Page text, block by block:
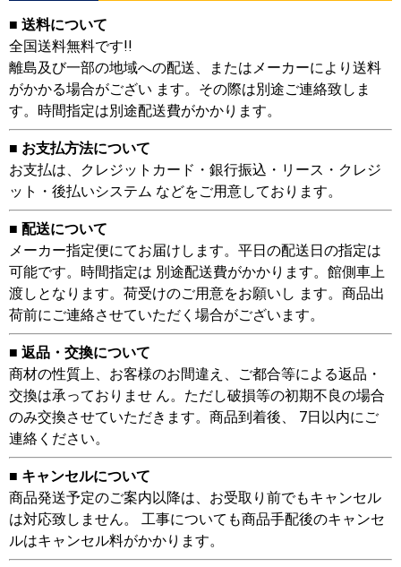
■ 送料について
全国送料無料です!!
離島及び一部の地域への配送、またはメーカーにより送料
がかかる場合がござい ます。その際は別途ご連絡致しま
す。時間指定は別途配送費がかかります。
■ お支払方法について
お支払は、クレジットカード・銀行振込・リース・クレジ
ット・後払いシステム などをご用意しております。
■ 配送について
メーカー指定便にてお届けします。平日の配送日の指定は
可能です。時間指定は 別途配送費がかかります。館側車上
渡しとなります。荷受けのご用意をお願いし ます。商品出
荷前にご連絡させていただく場合がございます。
■ 返品・交換について
商材の性質上、お客様のお間違え、ご都合等による返品・
交換は承っておりませ ん。ただし破損等の初期不良の場合
のみ交換させていただきます。商品到着後、 7日以内にご
連絡ください。
■ キャンセルについて
商品発送予定のご案内以降は、お受取り前でもキャンセル
は対応致しません。 工事についても商品手配後のキャンセ
ルはキャンセル料がかかります。